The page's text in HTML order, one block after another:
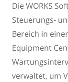
Die WORKS
Steuerungs-
Bereich in
Equipment
verwaltet, um